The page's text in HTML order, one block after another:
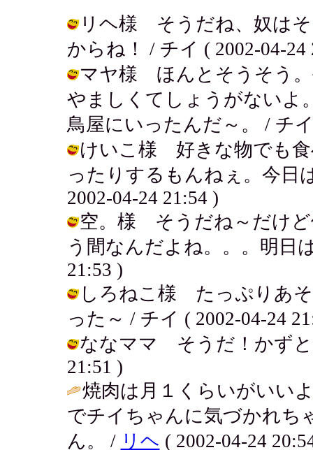
リヘ様 そうだね、奴はそ
からね！ / チイ ( 2002-04-24
マヤ様 ほんとそうそう
やましくてしょうがないよ
鳥屋にいったんだ～。 / チ
けいこ様 好きな物でも食
ったりするもんねぇ。今日
2002-04-24 21:54 )
空。様 そうだね～だけど
う間なんだよね。。。明日
21:53 )
しろねこ様 たっぷりあ
った～ / チイ ( 2002-04-24
ななママ そうだ！かずと
21:51 )
焼肉は月１くらいがいい
でチイちゃんに気づかれち
ん。 / リヘ ( 2002-04-24